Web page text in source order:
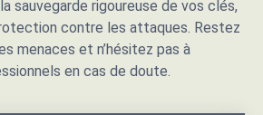
sauvegarde rigoureuse de vos clés,
contre les attaques. Restez
menaces et n’hésitez pas à
en cas de doute.